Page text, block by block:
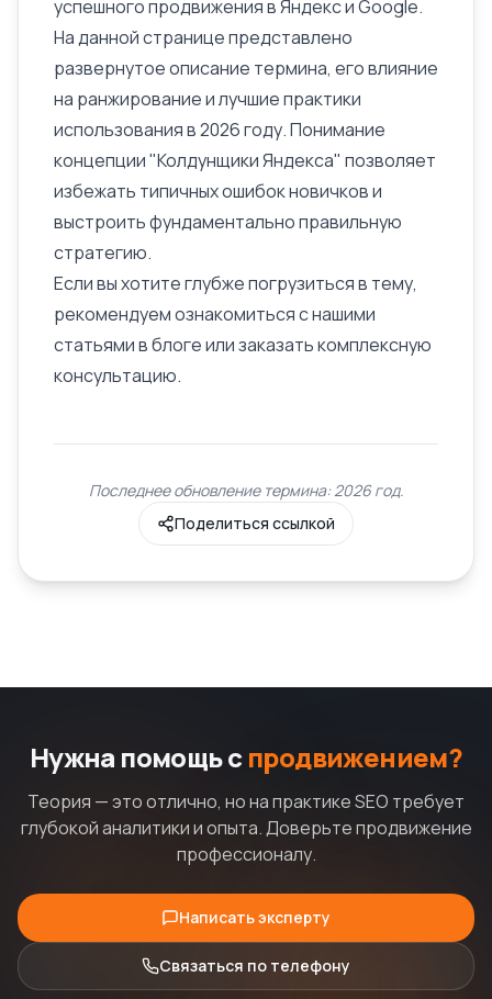
успешного продвижения в Яндекс и Google.
На данной странице представлено
развернутоеописание термина, его влияние
на ранжирование и лучшие практики
использования в 2026 году. Понимание
концепции "Колдунщики Яндекса" позволяет
избежать типичных ошибок новичков и
выстроить фундаментально правильную
стратегию.
Если вы хотите глубже погрузиться в тему,
рекомендуем ознакомиться с нашими
статьями в блоге или заказать комплексную
консультацию.
Последнее обновление термина: 2026 год.
Поделиться ссылкой
Нужна помощь с продвижением?
Теория — это отлично, но на практике SEO требует
глубокой аналитики и опыта. Доверьте продвижение
профессионалу.
Написать эксперту
Связаться по телефону